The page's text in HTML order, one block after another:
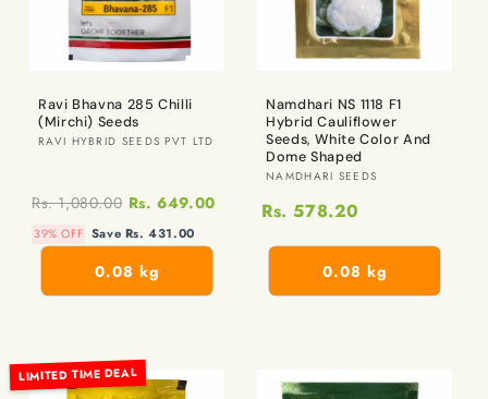
Ravi Bhavna 285 Chilli
(Mirchi) Seeds
విక్రేత:
RAVI HYBRID SEEDS PVT LTD
0.08 kg
Rs. 1,080.00 Rs. 649.00
39% OFF Save Rs. 431.00
Namdhari NS 1118 F1
Hybrid Cauliflower
Seeds, White Color And
Dome Shaped
విక్రేత:
NAMDHARI SEEDS
0.08 kg
Rs. 578.20
LIMITED TIME DEAL